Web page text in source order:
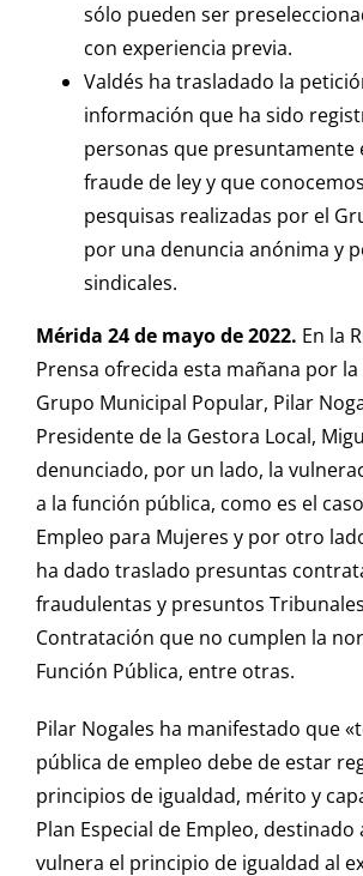
sólo pueden ser
con experiencia previa.
Valdés ha trasladado la
información que ha sido
personas que presuntamente
fraude de ley y que
pesquisas realizadas por el
por una denuncia anónima y
sindicales.
Mérida 24 de mayo de 2022. En la
Prensa ofrecida esta mañana por
Grupo Municipal Popular, Pilar
Presidente de la Gestora Local,
denunciado, por un lado, la
a la función pública, como es el
Empleo para Mujeres y por otro
ha dado traslado presuntas
fraudulentas y presuntos
Contratación que no cumplen la
Función Pública, entre otras.
Pilar Nogales ha manifestado que
pública de empleo debe de estar
principios de igualdad, mérito y
Plan Especial de Empleo, destinado
vulnera el principio de igualdad al